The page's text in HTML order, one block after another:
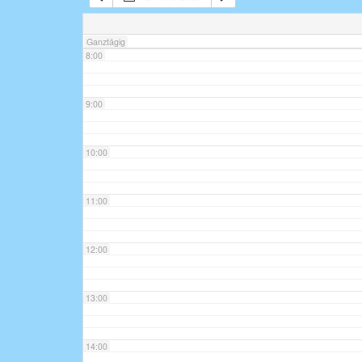
Ganztägig
7:00
8:00
9:00
10:00
11:00
12:00
13:00
14:00